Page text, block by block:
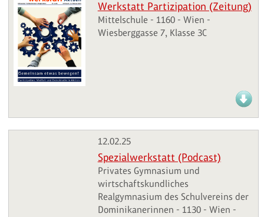
Werkstatt Partizipation (Zeitung)
Mittelschule - 1160 - Wien -
Wiesberggasse 7, Klasse 3C
12.02.25
Spezialwerkstatt (Podcast)
Privates Gymnasium und
wirtschaftskundliches
Realgymnasium des Schulvereins der
Dominikanerinnen - 1130 - Wien -